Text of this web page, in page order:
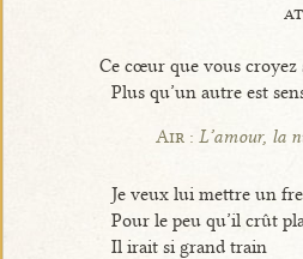
Ce cœur que vous croyez
Plus qu’un autre est
Air :L’amour, la
Je veux lui mettre un
Pour le peu qu’il crût
Il irait si grand train